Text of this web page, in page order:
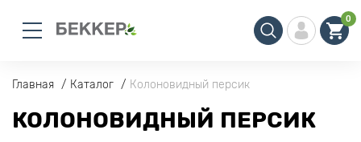
0
Главная Каталог Колоновидный персик
КОЛОНОВИДНЫЙ ПЕРСИК